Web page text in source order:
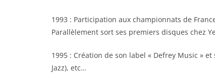
1993 : Participation aux championnats de
Parallèlement sort ses premiers disques chez
1995 : Création de son label « Defrey Music »
Jazz), etc…